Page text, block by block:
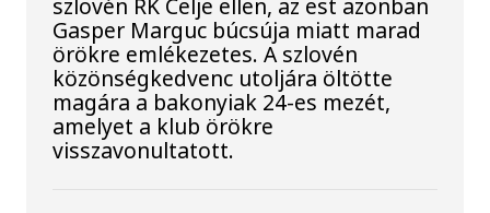
szlovén RK Celje ellen, az est azonban
Gasper Marguc búcsúja miatt marad
örökre emlékezetes. A szlovén
közönségkedvenc utoljára öltötte
magára a bakonyiak 24-es mezét,
amelyet a klub örökre
visszavonultatott.